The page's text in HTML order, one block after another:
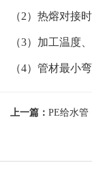
（2）热熔对接
（3）加工温度
（4）管材最小
上一篇： PE给水管